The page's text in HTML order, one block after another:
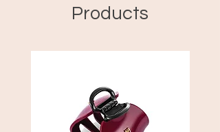
Products